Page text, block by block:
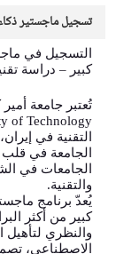
تسجيل ماجستير
التسجيل في
كبير – دراسة
الجامعة في
الجامعات في
والتقنية.
يُعدّ برنامج
كبير من أكثر
والنظري لتأهيل
الاصطناعي،